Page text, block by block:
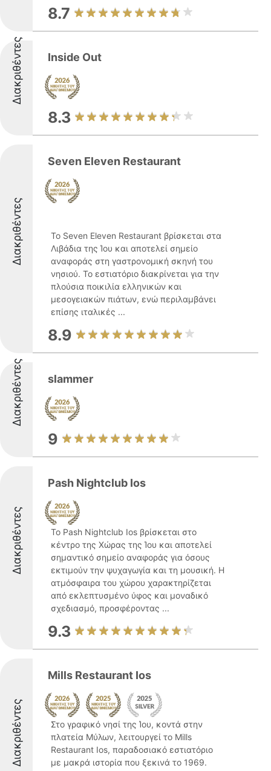
8.7
Διακριθέντες Inside Out
8.3
Διακριθέντες
Seven Eleven Restaurant
Το Seven Eleven Restaurant βρίσκεται στα
Λιβάδια της Ίου και αποτελεί σημείο
αναφοράς στη γαστρονομική σκηνή του
νησιού. Το εστιατόριο διακρίνεται για την
πλούσια ποικιλία ελληνικών και
μεσογειακών πιάτων, ενώ περιλαμβάνει
επίσης ιταλικές ...
8.9
Διακριθέντες slammer
9
Διακριθέντες
Pash Nightclub Ios
Το Pash Nightclub Ios βρίσκεται στο
κέντρο της Χώρας της Ίου και αποτελεί
σημαντικό σημείο αναφοράς για όσους
εκτιμούν την ψυχαγωγία και τη μουσική. Η
ατμόσφαιρα του χώρου χαρακτηρίζεται
από εκλεπτυσμένο ύφος και μοναδικό
σχεδιασμό, προσφέροντας ...
9.3
Διακριθέντες
Mills Restaurant Ios
Στο γραφικό νησί της Ίου, κοντά στην
πλατεία Μύλων, λειτουργεί το Mills
Restaurant Ios, παραδοσιακό εστιατόριο
με μακρά ιστορία που ξεκινά το 1969.